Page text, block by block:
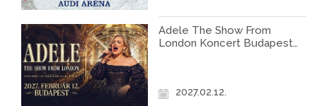
Adele The Show From
London Koncert Budapest
2027.02.12.